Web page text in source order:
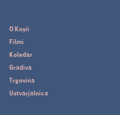
O Koyii
Filmi
Koledar
Gradiva
Trgovina
Ustvarjalnica